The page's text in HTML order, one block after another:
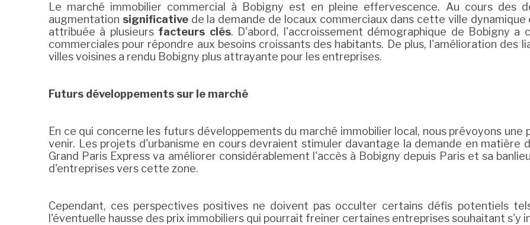
Le marché immobilier commercial à Bobigny est en pleine effervescence. Au cours des
augmentation significativede la demande de locaux commerciaux dans cette ville
attribuée à plusieurs facteurs clés. D'abord, l'accroissement démographique de Bobigny
commerciales pour répondre aux besoins croissants des habitants. De plus, l'amélioration des
villes voisines a rendu Bobigny plus attrayante pour les entreprises.
Futurs développements sur le marché
En ce qui concerne les futurs développements du marché immobilier local, nous prévoyons une
venir. Les projets d'urbanisme en cours devraient stimuler davantage la demande en matière
Grand Paris Express va améliorer considérablement l'accès à Bobigny depuis Paris et sa
d'entreprises vers cette zone.
Cependant, ces perspectives positives ne doivent pas occulter certains défis potentiels
l'éventuelle hausse des prix immobiliers qui pourrait freiner certaines entreprises souhaitant s'y